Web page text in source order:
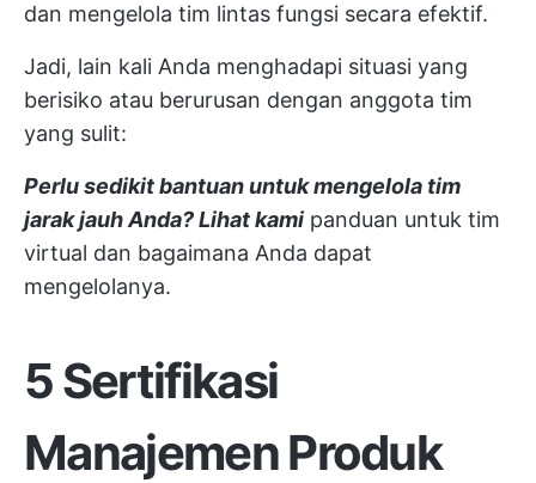
dan mengelola tim lintas fungsi secara efektif.
Jadi, lain kali Anda menghadapi situasi yang
berisiko atau berurusan dengan anggota tim
yang sulit:
Perlu sedikit bantuan untuk mengelola tim
jarak jauh Anda? Lihat kami panduan untuk tim
virtual dan bagaimana Anda dapat
mengelolanya.
5 Sertifikasi
Manajemen Produk